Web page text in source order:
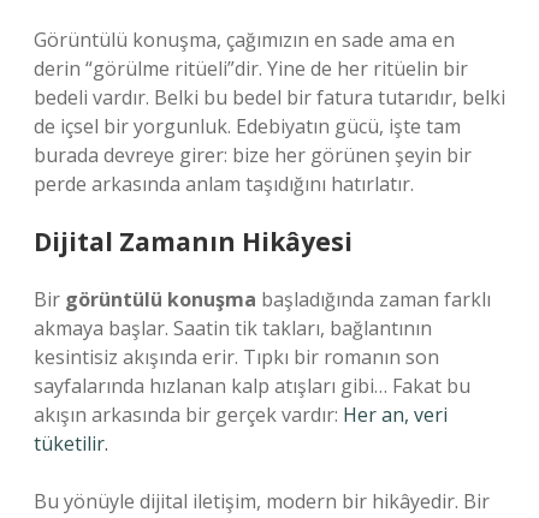
Görüntülü konuşma, çağımızın en sade ama en
derin “görülme ritüeli”dir. Yine de her ritüelin bir
bedeli vardır. Belki bu bedel bir fatura tutarıdır, belki
de içsel bir yorgunluk. Edebiyatın gücü, işte tam
burada devreye girer: bize her görünen şeyin bir
perde arkasında anlam taşıdığını hatırlatır.
Dijital Zamanın Hikâyesi
Bir görüntülü konuşma başladığında zaman farklı
akmaya başlar. Saatin tik takları, bağlantının
kesintisiz akışında erir. Tıpkı bir romanın son
sayfalarında hızlanan kalp atışları gibi… Fakat bu
akışın arkasında bir gerçek vardır: Her an, veri
tüketilir.
Bu yönüyle dijital iletişim, modern bir hikâyedir. Bir